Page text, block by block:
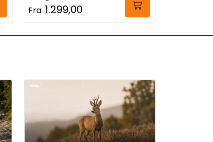
Fra: 1.299,00